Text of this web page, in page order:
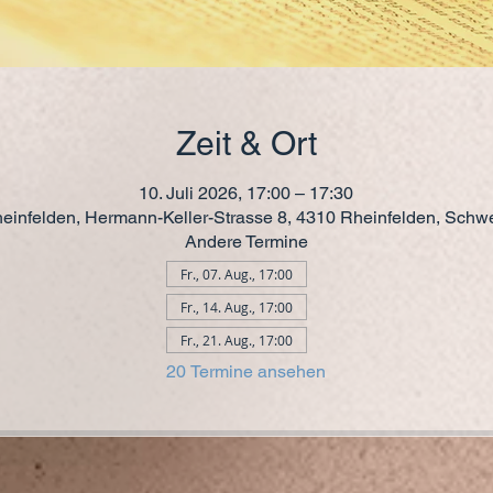
Zeit & Ort
10. Juli 2026, 17:00 – 17:30
Hermann-Keller-Strasse 8, 4310 Rheinfelden,
Andere Termine
Fr., 07. Aug., 17:00
Fr., 14. Aug., 17:00
Fr., 21. Aug., 17:00
20 Termine ansehen